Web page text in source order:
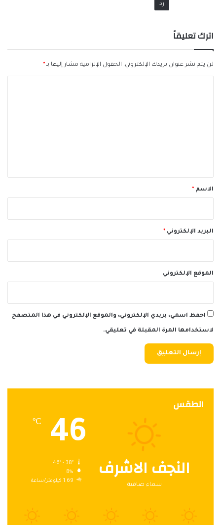
رد
اترك تعليقاً
لن يتم نشر عنوان بريدك الإلكتروني. الحقول الإلزامية مشار إليها بـ *
*الاسم *
البريد الإلكتروني *
الموقع الإلكتروني
احفظ اسمي، بريدي الإلكتروني، والموقع الإلكتروني في هذا المتصفح
لاستخدامها المرة المقبلة في تعليقي.
الطقس
النجف الاشرف
سماء صافية
46
℃
8%
1.69 كيلومتر/ساعة